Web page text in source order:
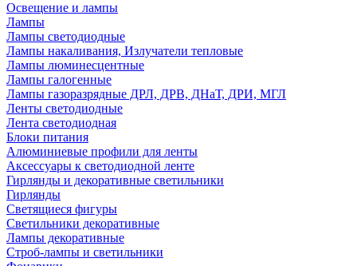
Освещение и лампы
Лампы
Лампы светодиодные
Лампы накаливания, Излучатели тепловые
Лампы люминесцентные
Лампы галогенные
Лампы газоразрядные ДРЛ, ДРВ, ДНаТ, ДРИ, МГЛ
Ленты светодиодные
Лента светодиодная
Блоки питания
Алюминиевые профили для ленты
Аксессуары к светодиодной ленте
Гирлянды и декоративные светильники
Гирлянды
Светящиеся фигуры
Светильники декоративные
Лампы декоративные
Строб-лампы и светильники